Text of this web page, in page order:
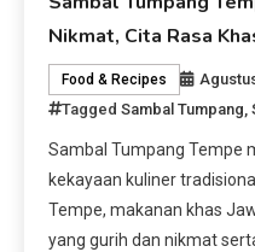
Nikmat, Cita Rasa
Food & Recipes
TaggedSambal Tumpang,
Sambal Tumpang Tempe
kekayaan kuliner
Tempe, makanan khas
yang gurih dan nikmat